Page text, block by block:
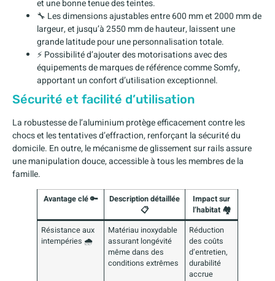
et une bonne tenue des teintes.
🔧 Les dimensions ajustables entre 600 mm et 2000 mm de
largeur, et jusqu’à 2550 mm de hauteur, laissent une
grande latitude pour une personnalisation totale.
⚡ Possibilité d’ajouter des motorisations avec des
équipements de marques de référence comme Somfy,
apportant un confort d’utilisation exceptionnel.
Sécurité et facilité d’utilisation
La robustesse de l’aluminium protège efficacement contre les
chocs et les tentatives d’effraction, renforçant la sécurité du
domicile. En outre, le mécanisme de glissement sur rails assure
une manipulation douce, accessible à tous les membres de la
famille.
Avantage clé 🔑
Description détaillée
📋
Impact sur
l’habitat 🏘️
Résistance aux
intempéries 🌧️
Matériau inoxydable
assurant longévité
même dans des
conditions extrêmes
Réduction
des coûts
d’entretien,
durabilité
accrue